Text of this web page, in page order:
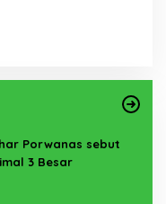
Porwanas sebut
3 Besar